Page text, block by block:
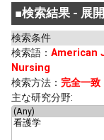
■検索結果 - 展
検索条件
検索語： American
Nursing
検索方法： 完全一致
主な研究分野: